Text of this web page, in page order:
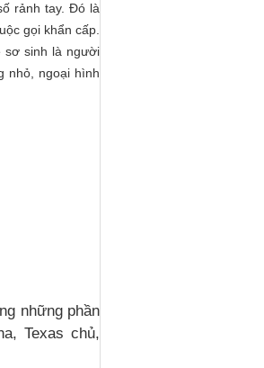
rảnh tay. Đó là
gọi khẩn cấp.
sơ sinh là người
nhỏ, ngoại hình
những phần
Texas chủ,